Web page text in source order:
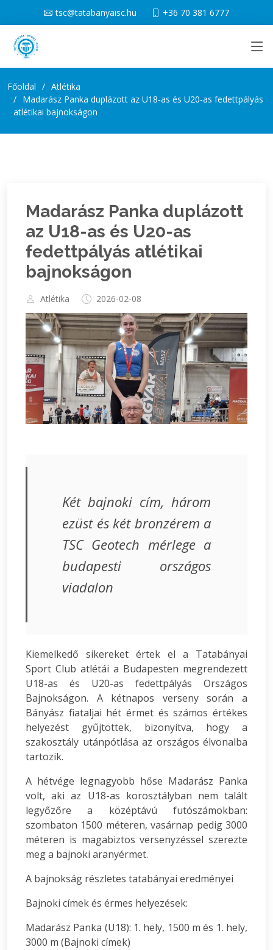
tsc@tatabanyaisc.hu +36 70 381 6777
Főoldal
Atlétika
Madarász Panka duplázott az U18-as és U20-as fedettpályás
atlétikai bajnokságon
Madarász Panka duplázott
az U18-as és U20-as
fedettpályás atlétikai
bajnokságon
Atlétika 2026-02-08
Két bajnoki cím, három
ezüst és két bronzérem a
TSC Geotech mérlege a
budapesti országos
viadalon
Kiemelkedő sikereket értek el a Tatabányai
Sport Club atlétái a Budapesten megrendezett
U18-as és U20-as fedettpályás Országos
Bajnokságon. A kétnapos verseny során a
Bányász fiataljai hét érmet és számos értékes
helyezést gyűjtöttek, bizonyítva, hogy a
szakosztály utánpótlása az országos élvonalba
tartozik.
A hétvége legnagyobb hőse Madarász Panka
volt, aki az U18-as korosztályban nem talált
legyőzőre a középtávú futószámokban:
szombaton 1500 méteren, vasárnap pedig 3000
méteren is magabiztos versenyzéssel szerezte
meg a bajnoki aranyérmet.
A bajnokság részletes tatabányai eredményei
Bajnoki címek és érmes helyezések:
Madarász Panka (U18): 1. hely, 1500 m és 1. hely,
3000 m (Bajnoki címek)